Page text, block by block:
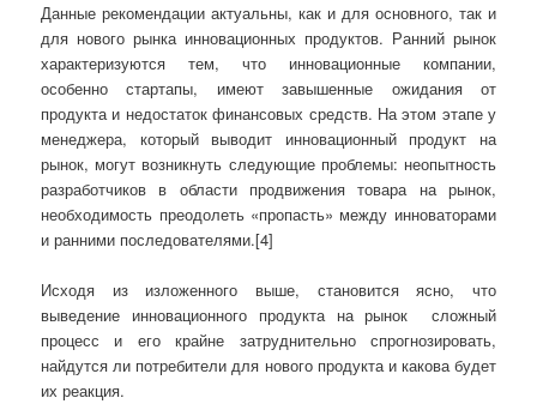
Данные рекомендации актуальны, как и для основного, так и
для нового рынка инновационных продуктов. Ранний рынок
характеризуются тем, что инновационные компании,
особенно стартапы, имеют завышенные ожидания от
продукта и недостаток финансовых средств. На этом этапе у
менеджера, который выводит инновационный продукт на
рынок, могут возникнуть следующие проблемы: неопытность
разработчиков в области продвижения товара на рынок,
необходимость преодолеть «пропасть» между инноваторами
и ранними последователями.[4]
Исходя из изложенного выше, становится ясно, что
выведение инновационного продукта на рынок сложный
процесс и его крайне затруднительно спрогнозировать,
найдутся ли потребители для нового продукта и какова будет
их реакция.